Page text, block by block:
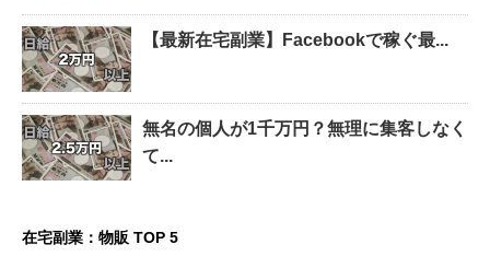
【最新在宅副業】Facebookで稼ぐ最...
無名の個人が1千万円？無理に集客しなく
て...
在宅副業：物販 TOP 5